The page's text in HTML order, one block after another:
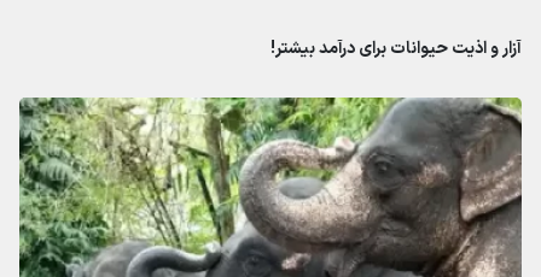
آزار و اذیت حیوانات برای درآمد بیشتر!